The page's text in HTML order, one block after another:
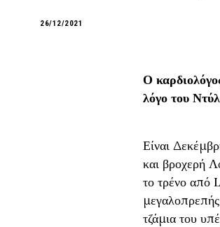
26/12/2021
Ο
λόγο του
Είναι
και βροχερή
το τρένο από
τζάμια του